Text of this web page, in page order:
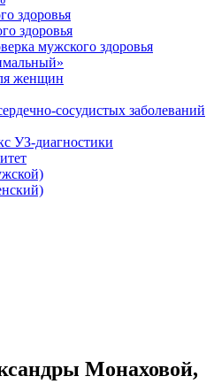
здоровья
здоровья
мужского здоровья
женщин
сосудистых заболеваний
УЗ-диагностики
Монаховой,